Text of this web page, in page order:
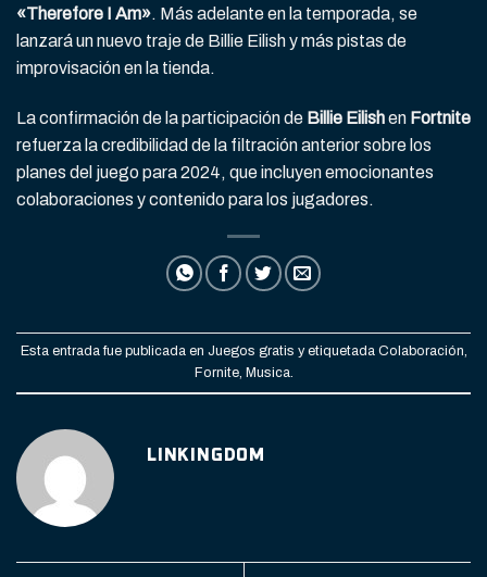
«Therefore I Am». Más adelante en la temporada, se
lanzará un nuevo traje de Billie Eilish y más pistas de
improvisación en la tienda.
La confirmación de la participación de Billie Eilishen Fortnite
refuerza la credibilidad de la filtración anterior sobre los
planes del juego para 2024, que incluyen emocionantes
colaboraciones y contenido para los jugadores.
Esta entrada fue publicada en Juegos gratis y etiquetada Colaboración,
Fornite, Musica.
LINKINGDOM